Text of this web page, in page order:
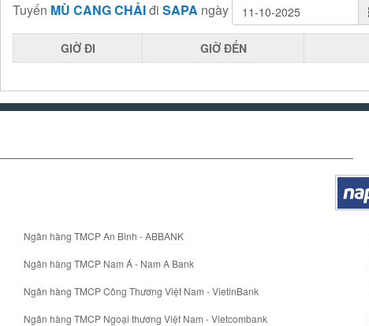
Tuyến MÙ CANG CHẢIđi SAPA ngày
GIỜ ĐI GIỜ ĐẾN
Ngân hàng TMCP An Bình - ABBANK
Ngân hàng TMCP Nam Á - Nam A Bank
Ngân hàng TMCP Công Thương Việt Nam - VietinBank
Ngân hàng TMCP Ngoại thương Việt Nam - Vietcombank